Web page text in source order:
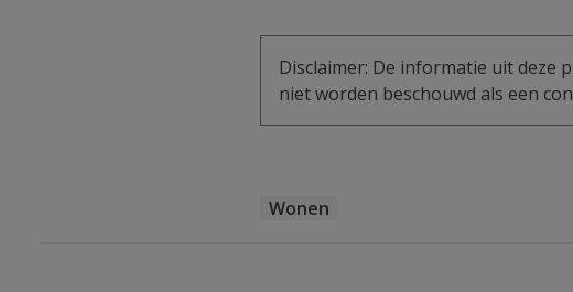
Disclaimer: De informatie uit deze
niet worden beschouwd als een
Wonen